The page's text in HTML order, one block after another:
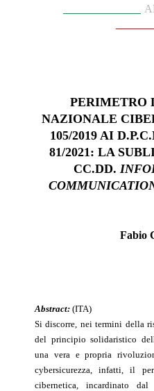
PERIMETRO
NAZIONALE
105/2019 AI
81/2021: LA
CC.DD.
Fabio
Abstract: (ITA)
Si discorre, nei termini della
del principio solidaristico
una vera e propria
cybersicurezza, infatti, il
cibernetica, incardinato